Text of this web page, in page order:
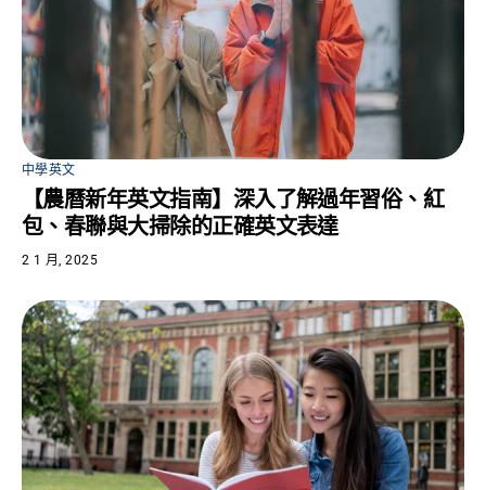
中學英文
【農曆新年英文指南】深入了解過年習俗、紅
包、春聯與大掃除的正確英文表達
2 1 月, 2025